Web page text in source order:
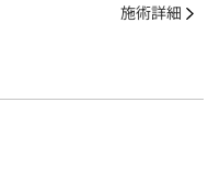
施術詳細